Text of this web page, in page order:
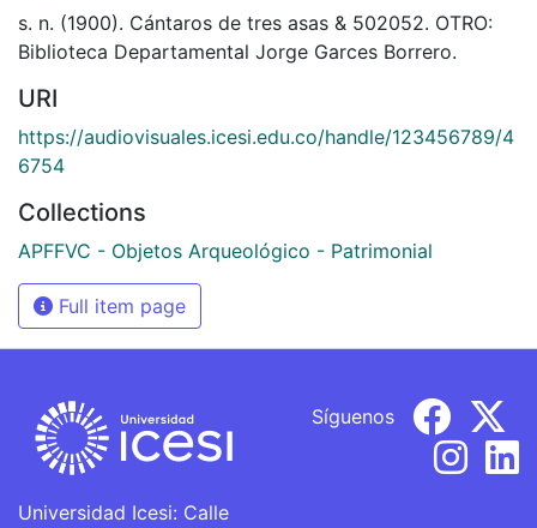
s. n. (1900). Cántaros de tres asas & 502052. OTRO:
Biblioteca Departamental Jorge Garces Borrero.
URI
https://audiovisuales.icesi.edu.co/handle/123456789/4
6754
Collections
APFFVC - Objetos Arqueológico - Patrimonial
Full item page
Universidad Icesi: Calle
Síguenos